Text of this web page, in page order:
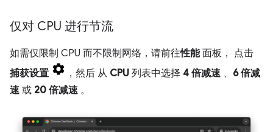
仅对 CPU 进行节流
如需仅限制 CPU 而不限制网络，请前往性能面板， 点击
捕获设置
，然后 从 CPU 列表中选择 4 倍减速 、 6 倍减
速 或 20 倍减速 。